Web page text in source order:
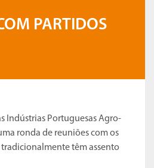
PARTIDOS
Indústrias Portuguesas Agro-
ronda de reuniões com os
têm assento